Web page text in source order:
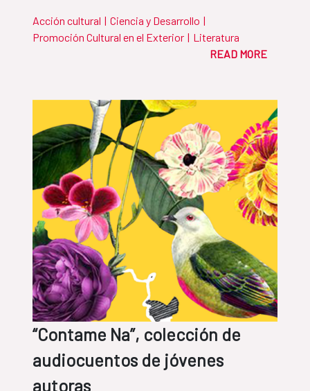
Acción cultural | Ciencia y Desarrollo |
Promoción Cultural en el Exterior | Literatura
READ MORE
“Contame Na”, colección de
audiocuentos de jóvenes
autoras